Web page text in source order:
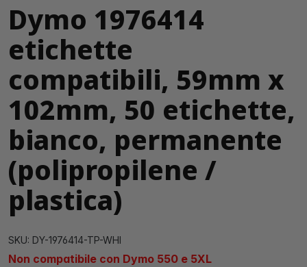
Dymo 1976414
etichette
compatibili, 59mm x
102mm, 50 etichette,
bianco, permanente
(polipropilene /
plastica)
SKU: DY-1976414-TP-WHI
Non compatibile con Dymo 550 e 5XL